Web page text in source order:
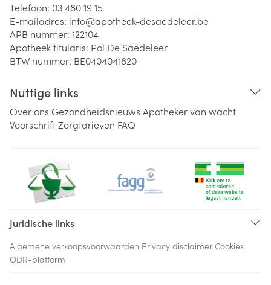
Telefoon: 03 480 19 15
E-mailadres: info@apotheek-desaedeleer.be
APB nummer: 122104
Apotheek titularis: Pol De Saedeleer
BTW nummer: BE0404041820
Nuttige links
Over ons Gezondheidsnieuws Apotheker van wacht
VoorschriftZorgtarieven FAQ
Juridische links
Algemene verkoopsvoorwaarden Privacy disclaimer Cookies
ODR-platform